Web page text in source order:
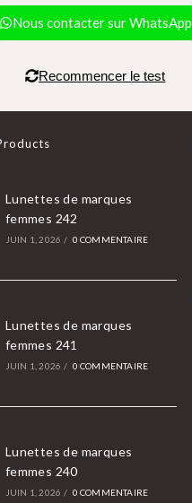
Nous contacter sur WhatsApp
Recommencer le test
Lunettes de marques
femmes 242
JUIN 1, 2026 / 0 COMMENTAIRE
Lunettes de marques
femmes 241
JUIN 1, 2026 / 0 COMMENTAIRE
Lunettes de marques
femmes 240
JUIN 1, 2026 / 0 COMMENTAIRE